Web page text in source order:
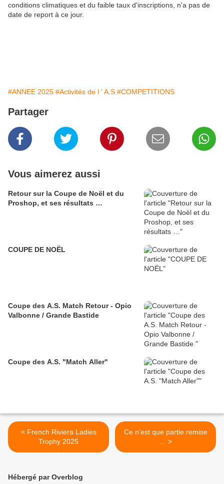
conditions climatiques et du faible taux d'inscriptions, n'a pas de
date de report à ce jour.
#ANNEE 2025 #Activités de l ' A.S #COMPETITIONS
Partager
Vous aimerez aussi
Retour sur la Coupe de Noël et du
Proshop, et ses résultats …
COUPE DE NOËL
Coupe des A.S. Match Retour - Opio
Valbonne / Grande Bastide
Coupe des A.S. "Match Aller"
< French Riviera Ladies
Trophy 2025
Ce n’est que partie remise
… >
Hébergé par Overblog